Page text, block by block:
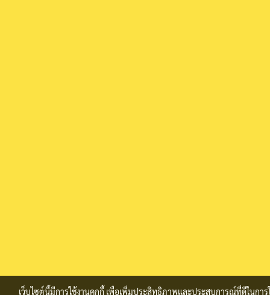
เว็บไซต์นี้มีการใช้งานคุกกี้ เพื่อเพิ่มประสิทธิภาพและประสบการณ์ที่ดีในกา